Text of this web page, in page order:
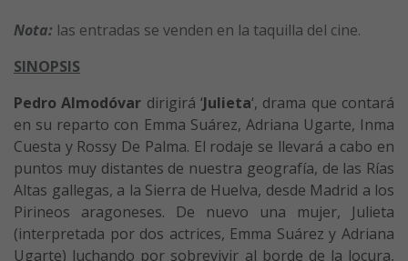
Nota: las entradas se venden en la taquilla del cine.
SINOPSIS
Pedro Almodóvar dirigirá ‘Julieta‘, drama que contará
en su reparto con Emma Suárez, Adriana Ugarte, Inma
Cuesta y Rossy De Palma. El rodaje se llevará a cabo en
puntos muy distantes de nuestra geografía, de las Rías
Altas gallegas, a la Sierra de Huelva, desde Madrid a los
Pirineos aragoneses. De nuevo una mujer, Julieta
(interpretada por dos actrices, Emma Suárez y Adriana
Ugarte) luchando por sobrevivir al borde de la locura,